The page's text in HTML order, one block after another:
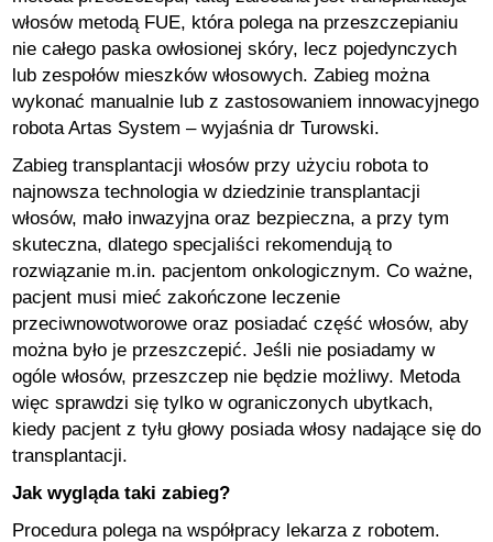
włosów metodą FUE, która polega na przeszczepianiu
nie całego paska owłosionej skóry, lecz pojedynczych
lub zespołów mieszków włosowych. Zabieg można
wykonać manualnie lub z zastosowaniem innowacyjnego
robota Artas System – wyjaśnia dr Turowski.
Zabieg transplantacji włosów przy użyciu robota to
najnowsza technologia w dziedzinie transplantacji
włosów, mało inwazyjna oraz bezpieczna, a przy tym
skuteczna, dlatego specjaliści rekomendują to
rozwiązanie m.in. pacjentom onkologicznym. Co ważne,
pacjent musi mieć zakończone leczenie
przeciwnowotworowe oraz posiadać część włosów, aby
można było je przeszczepić. Jeśli nie posiadamy w
ogóle włosów, przeszczep nie będzie możliwy. Metoda
więc sprawdzi się tylko w ograniczonych ubytkach,
kiedy pacjent z tyłu głowy posiada włosy nadające się do
transplantacji.
Jak wygląda taki zabieg?
Procedura polega na współpracy lekarza z robotem.